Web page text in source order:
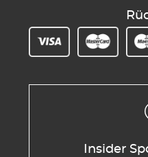
Insider